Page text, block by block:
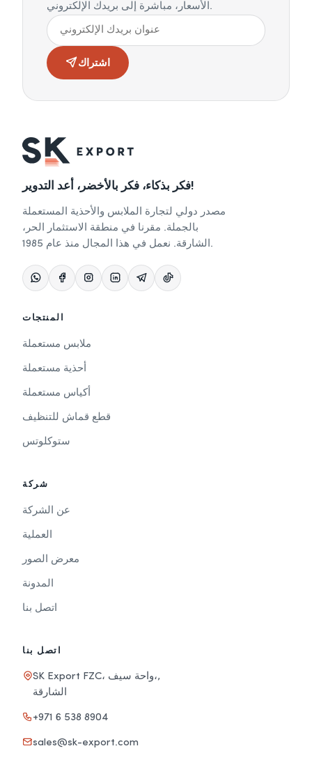
الأسعار، مباشرة إلى بريدك الإلكتروني.
اشتراك
فكر بذكاء، فكر بالأخضر، أعد التدوير!
مصدر دولي لتجارة الملابس والأحذية المستعملة
بالجملة. مقرنا في منطقة الاستثمار الحر،
الشارقة. نعمل في هذا المجال منذ عام 1985.
المنتجات
ملابس مستعملة
أحذية مستعملة
أكياس مستعملة
قطع قماش للتنظيف
ستوكلوتس
شركة
عن الشركة
العملية
معرض الصور
المدونة
اتصل بنا
اتصل بنا
SK Export FZC، واحة سيف،,
الشارقة
+971 6 538 8904
sales@sk-export.com